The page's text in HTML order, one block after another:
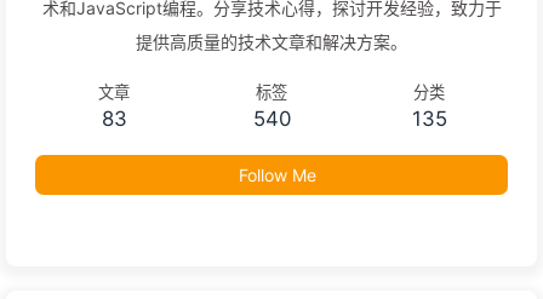
术和JavaScript编程。分享技术心得，探讨开发经验，致力于
提供高质量的技术文章和解决方案。
文章
83
标签
540
分类
135
Follow Me